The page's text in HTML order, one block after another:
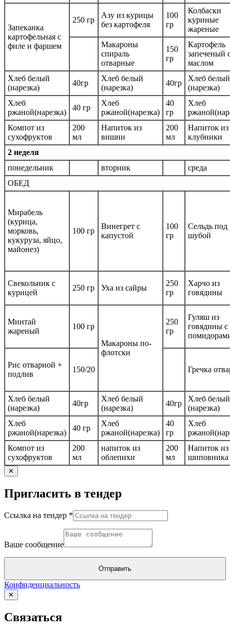
Запеканка
картофельная с
филе и фаршем
250 гр
Азу из курицы
без картофеля
100
гр
Колбаски
куриные
жареные
Макароны
спираль
отварные
150
гр
Картофель
запеченый
маслом
Хлеб белый
(нарезка)
40гр
Хлеб белый
(нарезка)
40гр
Хлеб белый
(нарезка)
Хлеб
ржаной(нарезка)
40 гр
Хлеб
ржаной(нарезка)
40
гр
Хлеб
Компот из
сухофруктов
200
мл
Напиток из
вишни
200
мл
Напиток из
клубники
2 неделя
понедельник
вторник
среда
ОБЕД
Мирабель
(курица,
морковь,
кукуруза, яйцо,
майонез)
100 гр
Винегрет с
капустой
100
гр
Сельдь под
шубой
Свекольник с
курицей
250 гр Уха из сайры
250
гр
Харчо из
говядины
Минтай
жареный
100 гр
Макароны по-
флотски
250
гр
Гуляш из
говядины с
Рис отварной +
подлив
150/20 Гречка
Хлеб белый
(нарезка)
40гр
Хлеб белый
(нарезка)
40гр
Хлеб белый
(нарезка)
Хлеб
ржаной(нарезка)
40 гр
Хлеб
ржаной(нарезка)
40
гр
Хлеб
Компот из
сухофруктов
200
мл
напиток из
облепихи
200
мл
Напиток из
шиповника
✕
Пригласить в тендер
на
Ссылка на тендер *
Ваше сообщение
Отправить
Конфиденциальность
✕
Связаться